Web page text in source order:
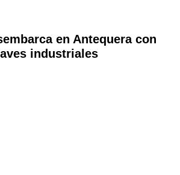
en Antequera con
industriales